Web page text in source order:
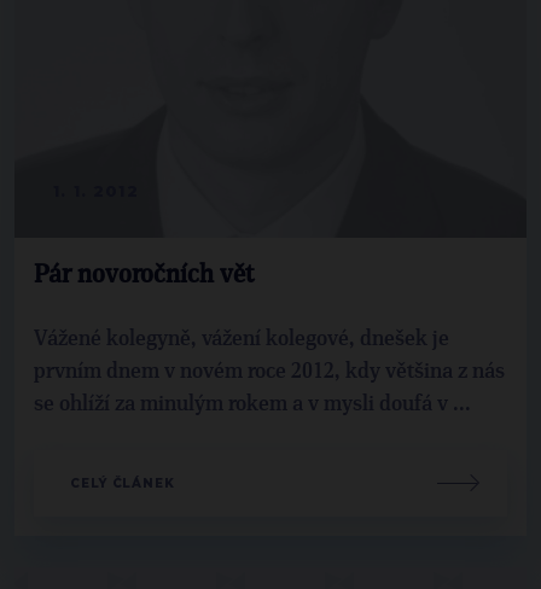
Pár novoročních vět
Vážené kolegyně, vážení kolegové, dnešek je
prvním dnem v novém roce 2012, kdy většina z nás
se ohlíží za minulým rokem a v mysli doufá v ...
CELÝ ČLÁNEK